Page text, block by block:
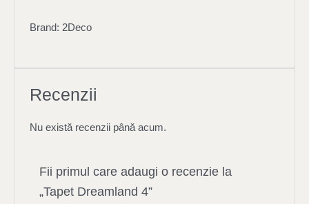
Brand: 2Deco
Recenzii
Nu există recenzii până acum.
Fii primul care adaugi o recenzie la
„Tapet Dreamland 4”